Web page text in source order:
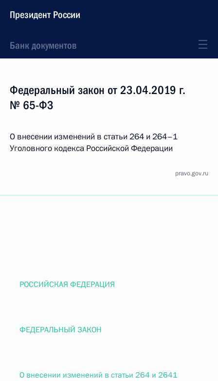
Президент России
Банк документов
Федеральный закон от 23.04.2019 г.
№ 65-ФЗ
О внесении изменений в статьи 264 и 264–1
Уголовного кодекса Российской Федерации
pravo.gov.ru
РОССИЙСКАЯ ФЕДЕРАЦИЯ
ФЕДЕРАЛЬНЫЙ ЗАКОН
О внесении изменений в статьи 264 и 2641